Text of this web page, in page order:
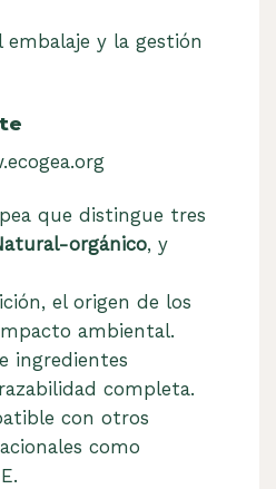
embalaje y la gestión
que distingue tres
orgánico, y
el origen de los
ambiental.
ingredientes
completa.
con otros
como